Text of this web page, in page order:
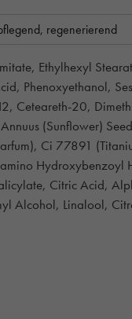
regenerierend
Ethylhexyl
Phenoxyethanol,
Ceteareth-20,
(Sunflower)
Ci 77891
Hydroxybenzoyl
Citric Acid,
Alcohol, Linalool,